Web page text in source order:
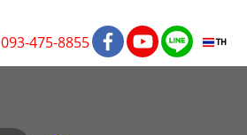
093-475-8855 TH